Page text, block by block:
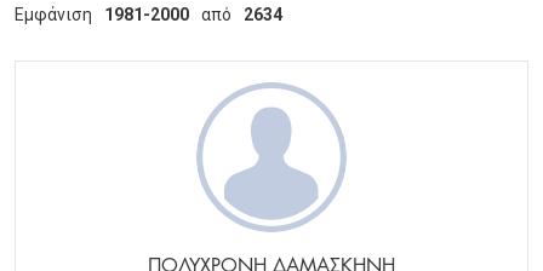
Εμφάνιση 1981-2000 από 2634
ΠΟΛΥΧΡΟΝΗ ΔΑΜΑΣΚΗΝΗ